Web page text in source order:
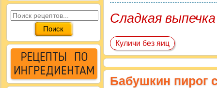
Сладкая
Куличи без яиц
Бабушкин пирог